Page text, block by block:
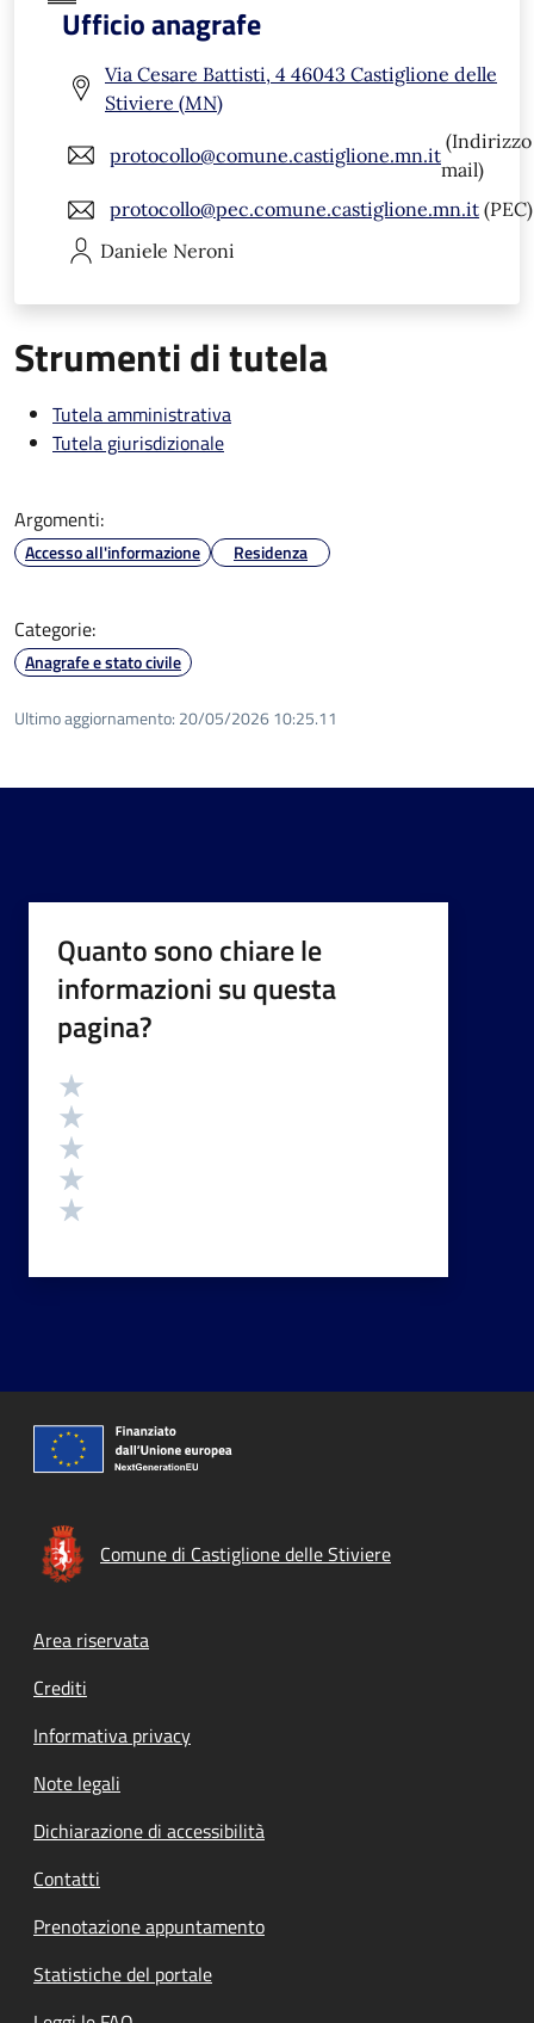
Ufficio anagrafe
Via Cesare Battisti, 4 46043 Castiglione delle
Stiviere (MN)
protocollo@comune.castiglione.mn.it
(Indirizzo
mail)
protocollo@pec.comune.castiglione.mn.it (PEC)
Daniele Neroni
Strumenti di tutela
Tutela amministrativa
Tutela giurisdizionale
Argomenti:
Accesso all'informazione Residenza
Categorie:
Anagrafe e stato civile
Ultimo aggiornamento: 20/05/2026 10:25.11
Quanto sono chiare le
informazioni su questa
pagina?
Valutazione
Comune di Castiglione delle Stiviere
Footer menu
Area riservata
Crediti
Informativa privacy
Note legali
Dichiarazione di accessibilità
Contatti
Prenotazione appuntamento
Statistiche del portale